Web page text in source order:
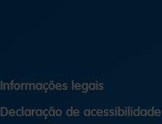
Informações legais
Declaração de acessibilidade